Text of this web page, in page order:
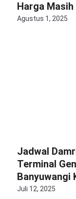
Harga
Agustus 1, 2025
Jadwal
Terminal
Banyuwangi
Juli 12, 2025